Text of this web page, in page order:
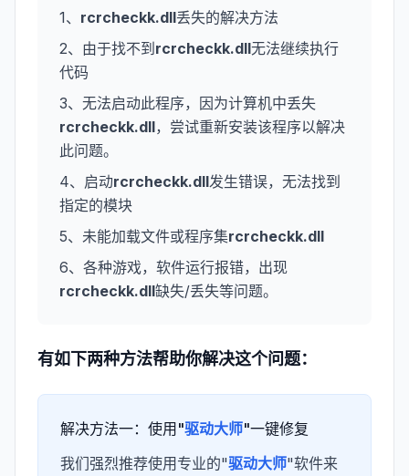
1、 rcrcheckk.dll丢失的解决方法
2、由于找不到 rcrcheckk.dll无法继续执行
代码
3、无法启动此程序，因为计算机中丢失
rcrcheckk.dll，尝试重新安装该程序以解决
此问题。
4、启动rcrcheckk.dll发生错误，无法找到
指定的模块
5、未能加载文件或程序集rcrcheckk.dll
6、各种游戏，软件运行报错，出现
rcrcheckk.dll缺失/丢失等问题。
有如下两种方法帮助你解决这个问题：
解决方法一：使用"驱动大师"一键修复
我们强烈推荐使用专业的"驱动大师"软件来